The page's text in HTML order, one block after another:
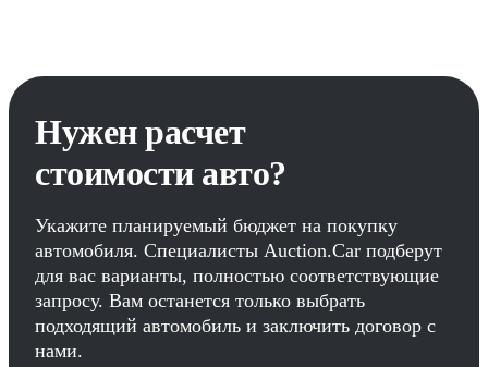
Нужен расчет
стоимости авто?
Укажите планируемый бюджет на покупку
автомобиля. Специалисты Auction.Car подберут
для вас варианты, полностью соответствующие
запросу. Вам останется только выбрать
подходящий автомобиль и заключить договор с
нами.